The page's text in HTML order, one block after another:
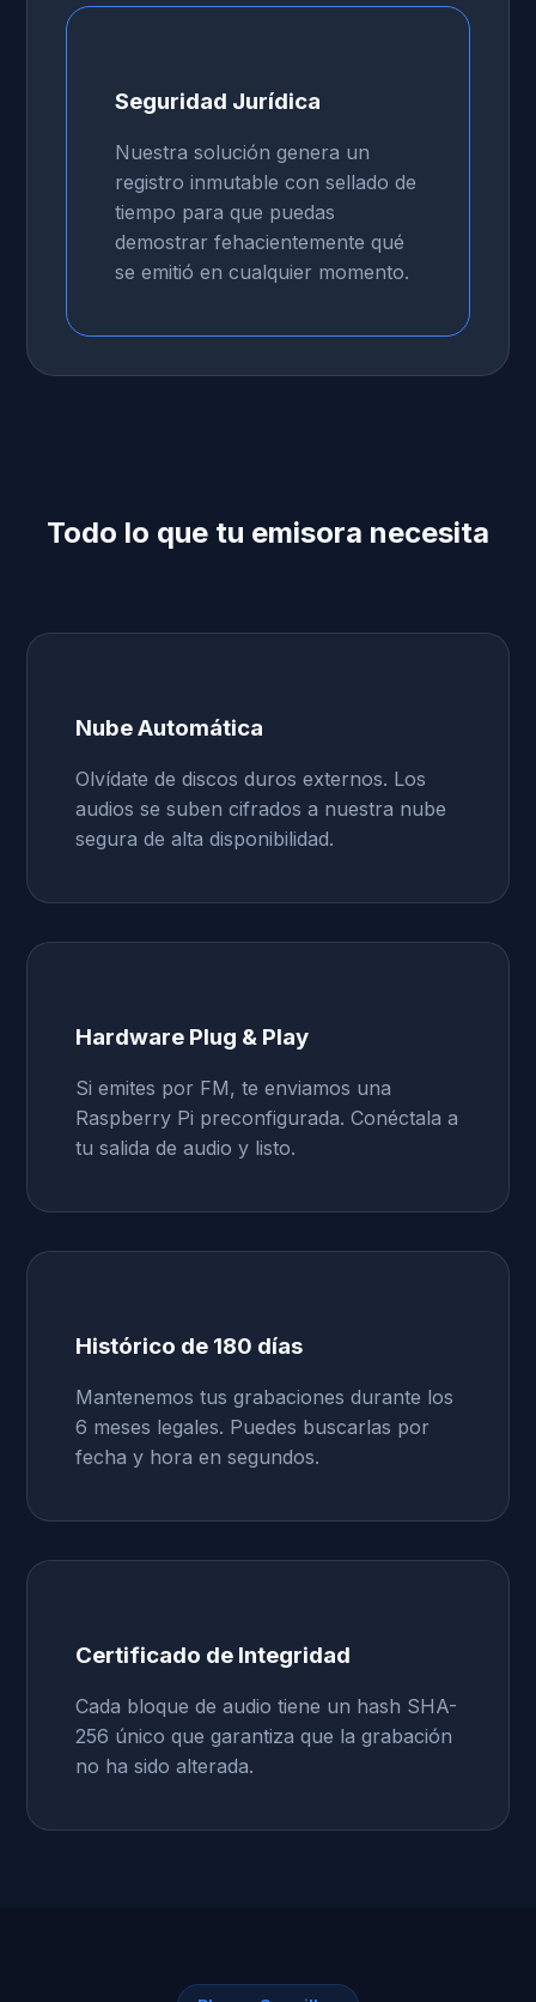
Seguridad Jurídica
Nuestra solución genera un
registro inmutable con sellado de
tiempo para que puedas
demostrar fehacientemente qué
se emitió en cualquier momento.
Todo lo que tu emisora necesita
Nube Automática
Olvídate de discos duros externos. Los
audios se suben cifrados a nuestra nube
segura de alta disponibilidad.
Hardware Plug & Play
Si emites por FM, te enviamos una
Raspberry Pi preconfigurada. Conéctala a
tu salida de audio y listo.
Histórico de 180 días
Mantenemos tus grabaciones durante los
6 meses legales. Puedes buscarlas por
fecha y hora en segundos.
Certificado de Integridad
Cada bloque de audio tiene un hash SHA-
256 único que garantiza que la grabación
no ha sido alterada.